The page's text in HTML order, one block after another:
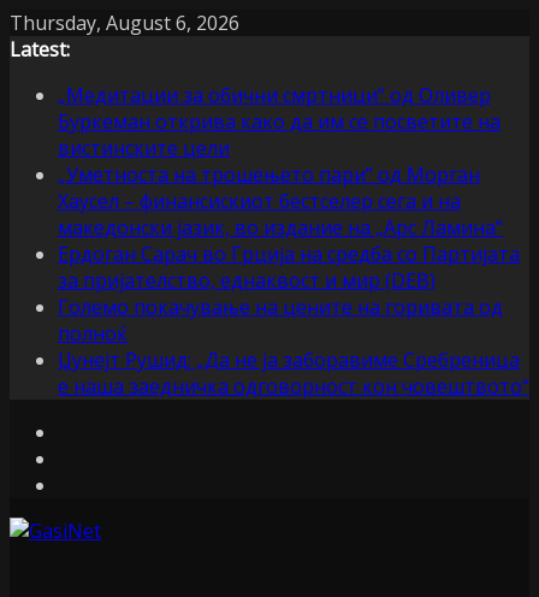
Skip
to
Thursday, August 6, 2026
Latest:
„Медитации за обични смртници“ од Оливер
Буркеман открива како да им се посветите на
вистинските цели
„Уметноста на трошењето пари“ од Морган
Хаусел – финансискиот бестселер сега и на
македонски јазик, во издание на „Арс Ламина“
Ердоган Сарач во Грција на средба со Партијата
за пријателство, еднаквост и мир (DEB)
Големо покачување на цените на горивата од
полноќ
Џунејт Рушид: „Да не ја заборавиме Сребреница
е наша заедничка одговорност кон човештвото“